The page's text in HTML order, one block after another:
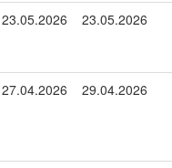
23.05.2026 23.05.2026
27.04.2026 29.04.2026